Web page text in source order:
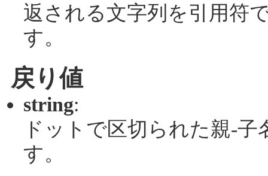
返される文字列を引用符
す。
戻り値
string:
ドットで区切られた親-
す。